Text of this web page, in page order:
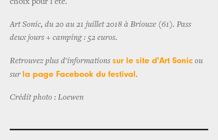
choix pour l'été.
Art Sonic, du 20 au 21 juillet 2018 à Briouze (61). Pass
deux jours + camping : 52 euros.
Retrouvez plus d'informations sur le site d'Art Sonic ou
sur la page Facebook du festival .
Crédit photo : Loewen